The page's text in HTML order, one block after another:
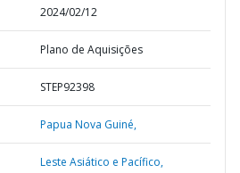
2024/02/12
Plano de Aquisições
STEP92398
Papua Nova Guiné,
Leste Asiático e Pacífico,